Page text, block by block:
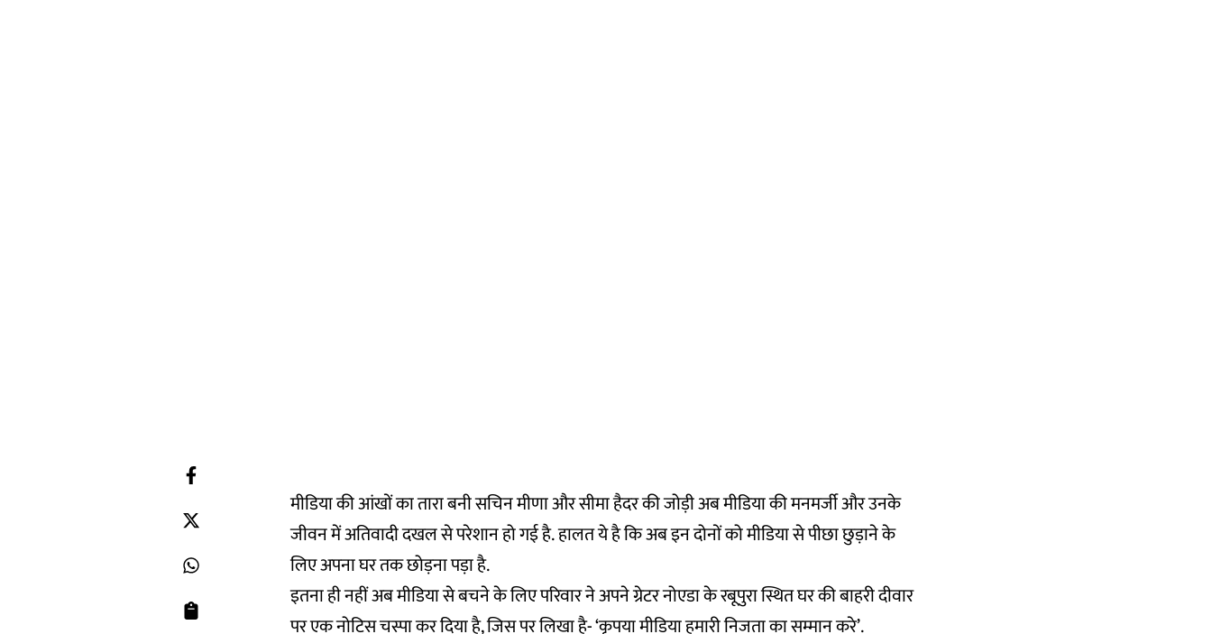
मीडिया की आंखों का तारा बनी सचिन मीणा और सीमा हैदर की जोड़ी अब मीडिया की मनमर्जी और उनके
जीवन में अतिवादी दखल से परेशान हो गई है. हालत ये है कि अब इन दोनों को मीडिया से पीछा छुड़ाने के
लिए अपना घर तक छोड़ना पड़ा है.
इतना ही नहीं अब मीडिया से बचने के लिए परिवार ने अपने ग्रेटर नोएडा के रबूपुरा स्थित घर की बाहरी दीवार
पर एक नोटिस चस्पा कर दिया है, जिस पर लिखा है- ‘कृपया मीडिया हमारी निजता का सम्मान करे’.